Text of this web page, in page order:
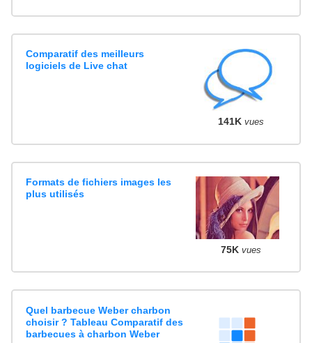
Comparatif des meilleurs
logiciels de Live chat
141K vues
Formats de fichiers images les
plus utilisés
75K vues
Quel barbecue Weber charbon
choisir ? Tableau Comparatif des
barbecues à charbon Weber